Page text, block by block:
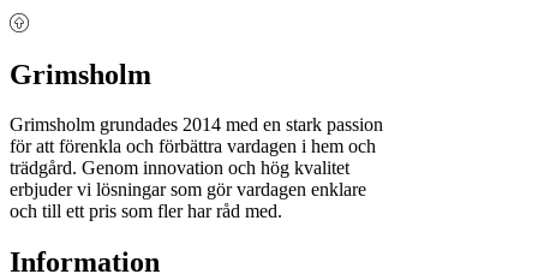
Grimsholm
Grimsholm grundades 2014 med en stark passion
för att förenkla och förbättra vardagen i hem och
trädgård. Genom innovation och hög kvalitet
erbjuder vi lösningar som gör vardagen enklare
och till ett pris som fler har råd med.
Information